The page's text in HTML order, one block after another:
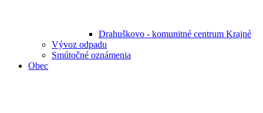
Drahuškovo - komunitné centrum Krajné
Vývoz odpadu
Smútočné oznámenia
Obec